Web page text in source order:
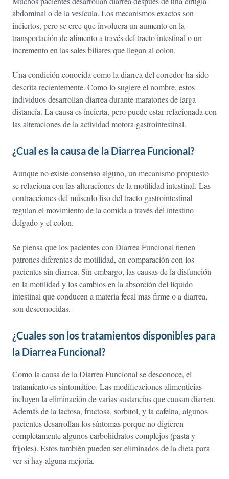
abdominal o de la vesícula. Los mecanismos exactos son
inciertos, pero se cree que involucra un aumento en la
transportación de alimento a través del tracto intestinal o un
incremento en las sales biliares que llegan al colon.
Una condición conocida como la diarrea del corredor ha sido
descrita recientemente. Como lo sugiere el nombre, estos
individuos desarrollan diarrea durante maratones de larga
distancia. La causa es incierta, pero puede estar relacionada con
las alteraciones de la actividad motora gastrointestinal.
¿Cual es la causa de la Diarrea Funcional?
Aunque no existe consenso alguno, un mecanismo propuesto
se relaciona con las alteraciones de la motilidad intestinal. Las
contracciones del músculo liso del tracto gastrointestinal
regulan el movimiento de la comida a través del intestino
delgado y el colon.
Se piensa que los pacientes con Diarrea Funcional tienen
patrones diferentes de motilidad, en comparación con los
pacientes sin diarrea. Sin embargo, las causas de la disfunción
en la motilidad y los cambios en la absorción del líquido
intestinal que conducen a materia fecal mas firme o a diarrea,
son desconocidas.
¿Cuales son los tratamientos disponibles para
la Diarrea Funcional?
Como la causa de la Diarrea Funcional se desconoce, el
tratamiento es sintomático. Las modificaciones alimenticias
incluyen la eliminación de varias sustancias que causan diarrea.
Además de la lactosa, fructosa, sorbitol, y la cafeína, algunos
pacientes desarrollan los síntomas porque no digieren
completamente algunos carbohidratos complejos (pasta y
frijoles). Estos también pueden ser eliminados de la dieta para
ver si hay alguna mejoría.